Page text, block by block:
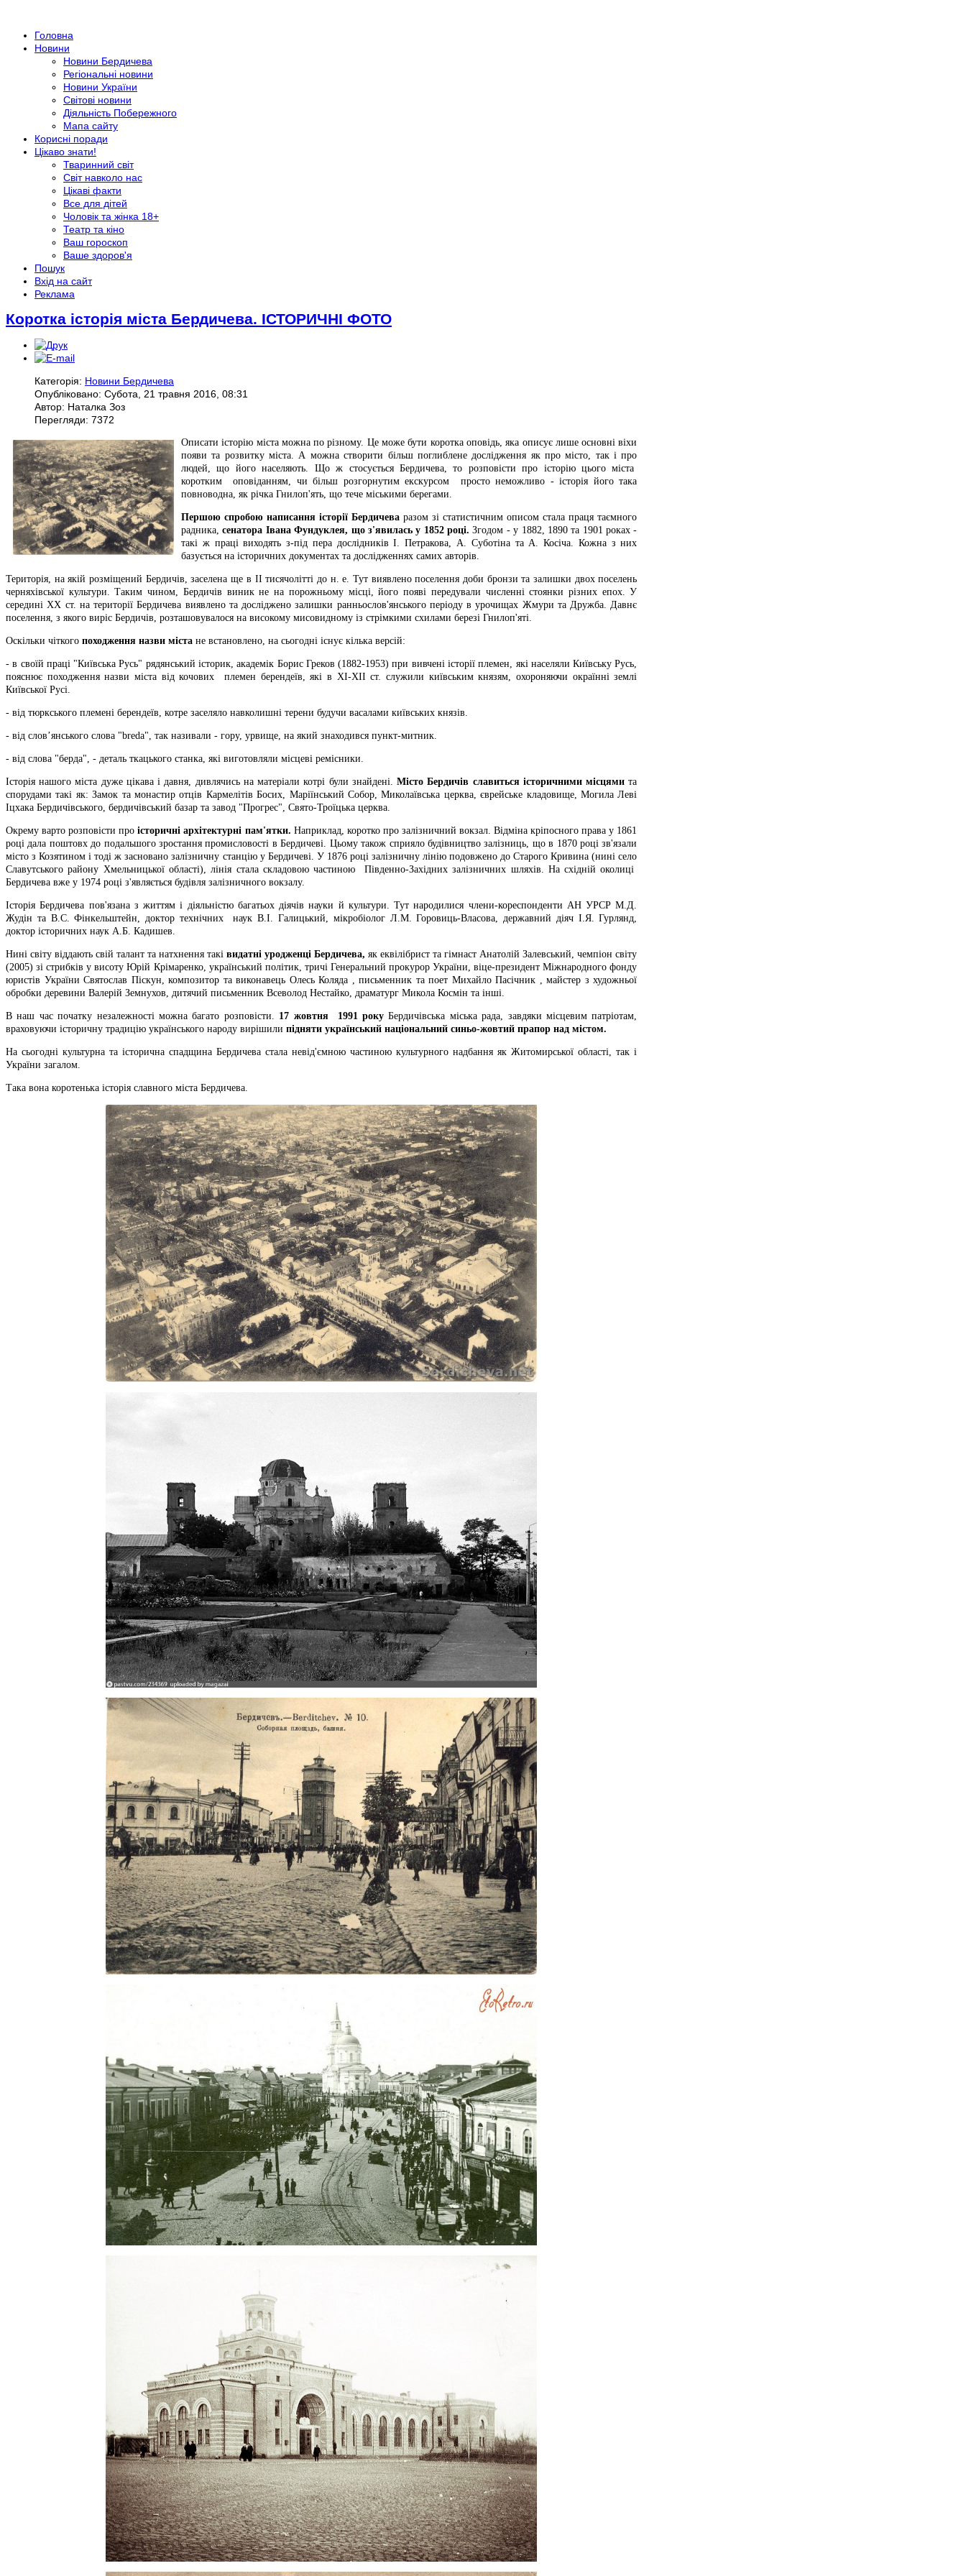
Головна
Новини
Новини Бердичева
Регіональні новини
Новини України
Світові новини
Діяльність Побережного
Мапа сайту
Корисні поради
Цікаво знати!
Тваринний світ
Світ навколо нас
Цікаві факти
Все для дітей
Чоловік та жінка 18+
Театр та кіно
Ваш гороскоп
Ваше здоров'я
Пошук
Вхід на сайт
Реклама
Коротка історія міста Бердичева. ІСТОРИЧНІ ФОТО
Категорія: Новини Бердичева
Опубліковано: Субота, 21 травня 2016, 08:31
Автор: Наталка Зоз
Перегляди: 7372
Описати історію міста можна по різному. Це може бути коротка оповідь, яка описує лише основні віхи
появи та розвитку міста. А можна створити більш поглиблене дослідження як про місто, так і про
людей, що його населяють. Що ж стосується Бердичева, то розповісти про історію цього міста
коротким оповіданням, чи більш розгорнутим екскурсом просто неможливо - історія його така
повноводна, як річка Гнилоп'ять, що тече міськими берегами.
Першою спробою написання історії Бердичева разом зі статистичним описом стала праця таємного
радника,сенатора Івана Фундуклея, що з'явилась у 1852 році. Згодом - у 1882, 1890 та 1901 роках -
такі ж праці виходять з-під пера дослідників І. Петракова, А. Суботіна та А. Косіча. Кожна з них
базується на історичних документах та дослідженнях самих авторів.
Територія, на якій розміщений Бердичів, заселена ще в ІІ тисячолітті до н. е. Тут виявлено поселення доби бронзи та залишки двох поселень
черняхівської культури. Таким чином, Бердичів виник не на порожньому місці, його появі передували численні стоянки різних епох. У
середині ХХ ст. на території Бердичева виявлено та досліджено залишки ранньослов'янського періоду в урочищах Жмури та Дружба. Давнє
поселення, з якого виріс Бердичів, розташовувалося на високому мисовидному із стрімкими схилами березі Гнилоп'яті.
Оскільки чіткого походження назви міста не встановлено, на сьогодні існує кілька версій:
- в своїй праці "Київська Русь" рядянський історик, академік Борис Греков (1882-1953) при вивчені історії племен, які населяли Київську Русь,
пояснює походження назви міста від кочових племен берендеїв, які в ХІ-ХІІ ст. служили київським князям, охороняючи окраїнні землі
Київської Русі.
- від тюркського племені берендеїв, котре заселяло навколишні терени будучи васалами київських князів.
- від слов’янського слова "breda", так називали - гору, урвище, на який знаходився пункт-митник.
- від слова "берда", - деталь ткацького станка, які виготовляли місцеві ремісники.
Історія нашого міста дуже цікава і давня, дивлячись на матеріали котрі були знайдені.Місто Бердичів славиться історичними місцями та
спорудами такі як: Замок та монастир отців Кармелітів Босих, Маріїнський Собор, Миколаївська церква, єврейське кладовище, Могила Леві
Іцхака Бердичівського, бердичівський базар та завод "Прогрес", Свято-Троїцька церква.
Окрему варто розповісти проісторичні архітектурні пам'ятки. Наприклад, коротко про залізничний вокзал. Відміна кріпосного права у 1861
році дала поштовх до подальшого зростання промисловості в Бердичеві. Цьому також сприяло будівництво залізниць, що в 1870 році зв'язали
місто з Козятином і тоді ж засновано залізничну станцію у Бердичеві. У 1876 році залізничну лінію подовжено до Старого Кривина (нині село
Славутського району Хмельницької області), лінія стала складовою частиною Південно-Західних залізничних шляхів. На східній околиці
Бердичева вже у 1974 році з'являється будівля залізничного вокзалу.
Історія Бердичева пов'язана з життям і діяльністю багатьох діячів науки й культури. Тут народилися члени-кореспонденти АН УРСР М.Д.
Жудін та В.С. Фінкельштейн, доктор технічних наук В.І. Галицький, мікробіолог Л.М. Горовиць-Власова, державний діяч І.Я. Гурлянд,
доктор історичних наук А.Б. Кадишев.
Нині світу віддають свій талант та натхнення таківидатні уродженці Бердичева, як еквілібрист та гімнаст Анатолій Залевський, чемпіон світу
(2005) зі стрибків у висоту Юрій Крімаренко, український політик, тричі Генеральний прокурор України, віце-президент Міжнародного фонду
юристів України Святослав Піскун, композитор та виконавець Олесь Коляда , письменник та поет Михайло Пасічник , майстер з художньої
обробки деревини Валерій Земнухов, дитячий письменник Всеволод Нестайко, драматург Микола Космін та інші.
В наш час початку незалежності можна багато розповісти. 17 жовтня 1991 року Бердичівська міська рада, завдяки місцевим патріотам,
враховуючи історичну традицію українського народу вирішили підняти український національний синьо-жовтий прапор над містом.
На сьогодні культурна та історична спадщина Бердичева стала невід'ємною частиною культурного надбання як Житомирської області, так і
України загалом.
Така вона коротенька історія славного міста Бердичева.